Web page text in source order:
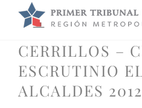
CERRILLOS –
ESCRUTINIO
ALCALDES 2012